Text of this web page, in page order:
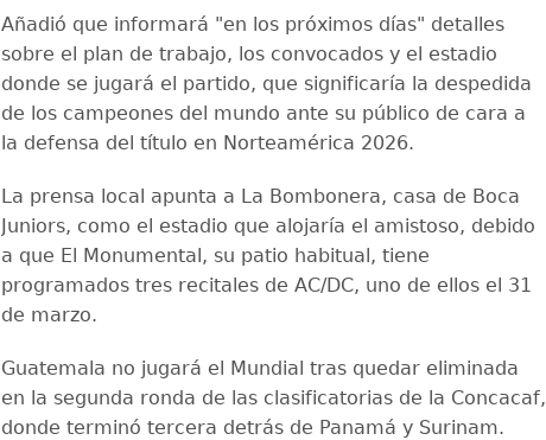
Añadió que informará "en los próximos días" detalles
sobre el plan de trabajo, los convocados y el estadio
donde se jugará el partido, que significaría la despedida
de los campeones del mundo ante su público de cara a
la defensa del título en Norteamérica 2026.
La prensa local apunta a La Bombonera, casa de Boca
Juniors, como el estadio que alojaría el amistoso, debido
a que El Monumental, su patio habitual, tiene
programados tres recitales de AC/DC, uno de ellos el 31
de marzo.
Guatemala no jugará el Mundial tras quedar eliminada
en la segunda ronda de las clasificatorias de la Concacaf,
donde terminó tercera detrás de Panamá y Surinam.